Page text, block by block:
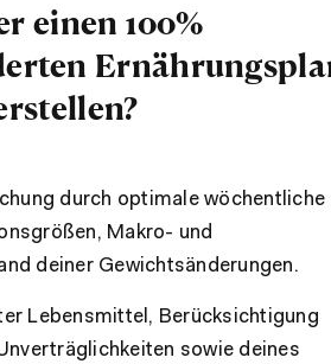
einen 100%
durch optimale wöchentliche
Makro- und
deiner Gewichtsänderungen.
Lebensmittel, Berücksichtigung
sowie deines